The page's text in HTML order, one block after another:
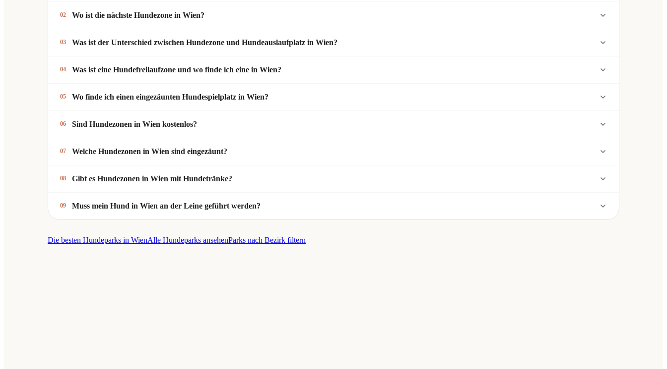
02 Wo ist die nächste Hundezone in Wien?
03 Was ist der Unterschied zwischen Hundezone und Hundeauslaufplatz in Wien?
04 Was ist eine Hundefreilaufzone und wo finde ich eine in Wien?
05 Wo finde ich einen eingezäunten Hundespielplatz in Wien?
06 Sind Hundezonen in Wien kostenlos?
07 Welche Hundezonen in Wien sind eingezäunt?
08 Gibt es Hundezonen in Wien mit Hundetränke?
09 Muss mein Hund in Wien an der Leine geführt werden?
Die besten Hundeparks in WienAlle Hundeparks ansehenParks nach Bezirk filtern